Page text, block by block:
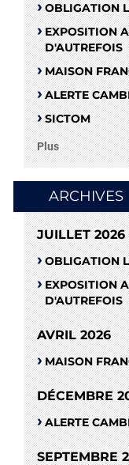
OBLIGATION
EXPOSITION
D'AUTREFOIS
MAISON
ALERTE
SICTOM
Plus
ARCHIVES
JUILLET 2026
OBLIGATION
EXPOSITION
D'AUTREFOIS
AVRIL 2026
MAISON
DÉCEMBRE
ALERTE
SEPTEMBRE